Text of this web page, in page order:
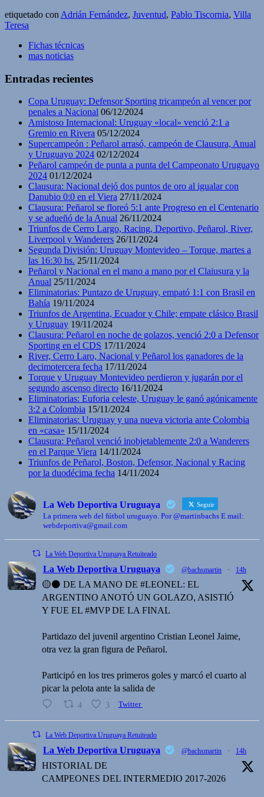
etiquetado con Adrián Fernández, Juventud, Pablo Tiscornia, Villa
Teresa
Fichas técnicas
mas noticias
Entradas recientes
Copa Uruguay: Defensor Sporting tricampeón al vencer por
penales a Nacional 06/12/2024
Amistoso Internacional: Uruguay «local» venció 2:1 a
Gremio en Rivera 05/12/2024
Supercampeón : Peñarol arrasó, campeón de Clausura, Anual
y Uruguayo 2024 02/12/2024
Peñarol campeón de punta a punta del Campeonato Uruguayo
2024 01/12/2024
Clausura: Nacional dejó dos puntos de oro al igualar con
Danubio 0:0 en el Viera 27/11/2024
Clausura: Peñarol se floreó 5:1 ante Progreso en el Centenario
y se adueñó de la Anual 26/11/2024
Triunfos de Cerro Largo, Racing, Deportivo, Peñarol, River,
Liverpool y Wanderers 26/11/2024
Segunda División: Uruguay Montevideo – Torque, martes a
las 16:30 hs. 25/11/2024
Peñarol y Nacional en el mano a mano por el Claiusura y la
Anual 25/11/2024
Eliminatorias: Puntazo de Uruguay, empató 1:1 con Brasil en
Bahía 19/11/2024
Triunfos de Argentina, Ecuador y Chile; empate clásico Brasil
y Uruguay 19/11/2024
Clausura: Peñarol en noche de golazos, venció 2:0 a Defensor
Sporting en el CDS 17/11/2024
River, Cerro Laro, Nacional y Peñarol los ganadores de la
decimotercera fecha 17/11/2024
Torque y Uruguay Montevideo perdieron y jugarán por el
segundo ascenso directo 16/11/2024
Eliminatorias: Euforia celeste, Uruguay le ganó agónicamente
3:2 a Colombia 15/11/2024
Eliminatorias: Uruguay y una nueva victoria ante Colombia
en «casa» 15/11/2024
Clausura: Peñarol venció inobjetablemente 2:0 a Wanderers
en el Parque Viera 14/11/2024
Triunfos de Peñarol, Boston, Defensor, Nacional y Racing
por la duodécima fecha 14/11/2024
La Web Deportiva Uruguaya Seguir
La primera web del fútbol uruguayo. Por @martinbachs E mail:
webdeportiva@gmail.com
La Web Deportiva Uruguaya Retuiteado
La Web Deportiva Uruguaya @bachsmartin · 14h
🟡⚫️ DE LA MANO DE #LEONEL: EL
ARGENTINO ANOTÓ UN GOLAZO, ASISTIÓ
Y FUE EL #MVP DE LA FINAL
Partidazo del juvenil argentino Cristian Leonel Jaime,
otra vez la gran figura de Peñarol.
Participó en los tres primeros goles y marcó el cuarto al
picar la pelota ante la salida de
4 3 Twitter
La Web Deportiva Uruguaya Retuiteado
La Web Deportiva Uruguaya @bachsmartin · 14h
HISTORIAL DE
CAMPEONES DEL INTERMEDIO 2017-2026